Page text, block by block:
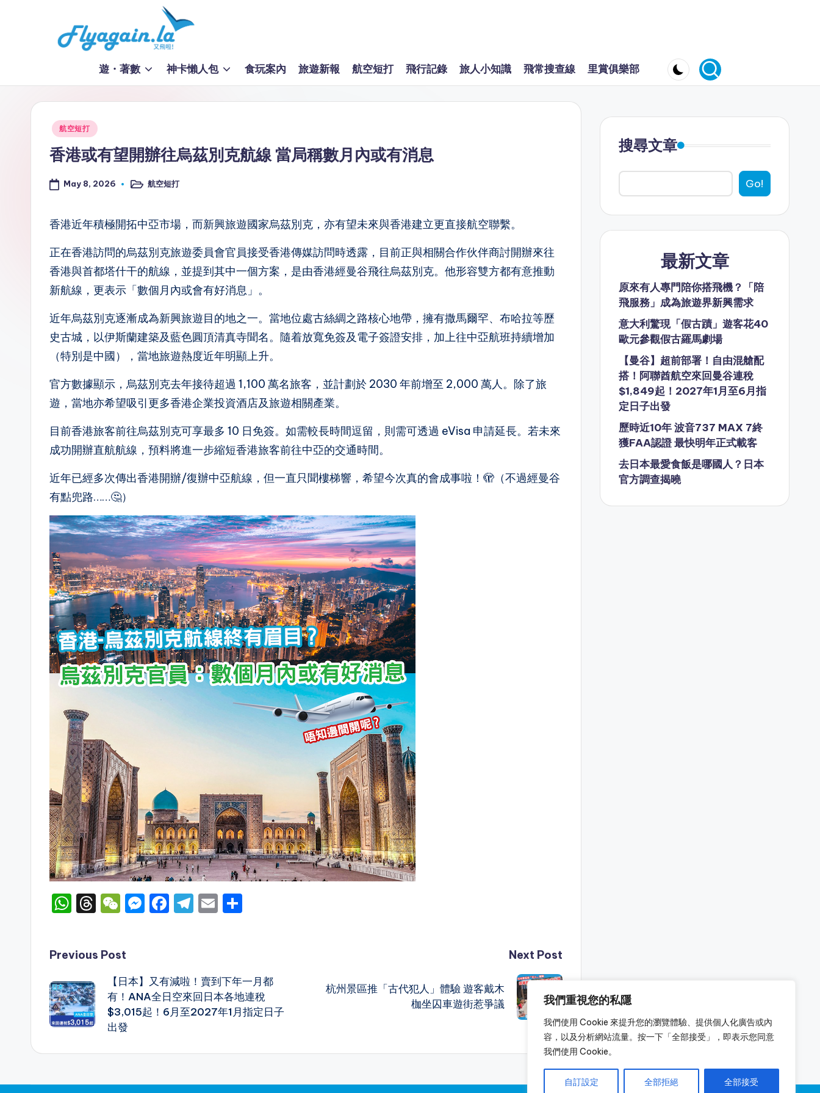
我們重視您的私隱
我們使用 Cookie 來提升您的瀏覽體驗、提供個人化廣告或內
容，以及分析網站流量。按一下「全部接受」，即表示您同意
我們使用 Cookie。
自訂設定 全部拒絕 全部接受
飛
啦
！
Fl
ai
n.
la
遊・著數 神卡懶人包 食玩案內 旅遊新報 航空短打 飛行記錄 旅人小知識 飛常搜查線 里賞俱樂部
Posted
航空短打
香港或有望開辦往烏茲別克航線 當局稱數月內或有消息
May 8, 2026
Posted航空短打
香港近年積極開拓中亞市場，而新興旅遊國家烏茲別克，亦有望未來與香港建立更直接航空聯繫。
正在香港訪問的烏茲別克旅遊委員會官員接受香港傳媒訪問時透露，目前正與相關合作伙伴商討開辦來往
香港與首都塔什干的航線，並提到其中一個方案，是由香港經曼谷飛往烏茲別克。他形容雙方都有意推動
新航線，更表示「數個月內或會有好消息」。
近年烏茲別克逐漸成為新興旅遊目的地之一。當地位處古絲綢之路核心地帶，擁有撒馬爾罕、布哈拉等歷
史古城，以伊斯蘭建築及藍色圓頂清真寺聞名。隨着放寬免簽及電子簽證安排，加上往中亞航班持續增加
（特別是中國），當地旅遊熱度近年明顯上升。
官方數據顯示，烏茲別克去年接待超過 1,100 萬名旅客，並計劃於 2030 年前增至 2,000 萬人。除了旅
遊，當地亦希望吸引更多香港企業投資酒店及旅遊相關產業。
目前香港旅客前往烏茲別克可享最多 10 日免簽。如需較長時間逗留，則需可透過 eVisa 申請延長。若未來
成功開辦直航航線，預料將進一步縮短香港旅客前往中亞的交通時間。
近年已經多次傳出香港開辦/復辦中亞航線，但一直只聞樓梯響，希望今次真的會成事啦！🫣（不過經曼谷
有點兜路……🤔）
W
ts
A
p
p
T
a
W
h
a
t
M
e
n
g
F
b
o
o
T
a
m
E
Post
navigation
Previous Post
【日本】又有減啦！賣到下年一月都
有！ANA全日空來回日本各地連稅
$3,015起！6月至2027年1月指定日子
出發
Next Post
杭州景區推「古代犯人」體驗 遊客戴木
枷坐囚車遊街惹爭議
搜尋文章
Go!
最新文章
原來有人專門陪你搭飛機？「陪
飛服務」成為旅遊界新興需求
意大利驚現「假古蹟」遊客花40
歐元參觀假古羅馬劇場
【曼谷】超前部署！自由混艙配
搭！阿聯酋航空來回曼谷連稅
$1,849起！2027年1月至6月指
定日子出發
歷時近10年 波音737 MAX 7終
獲FAA認證 最快明年正式載客
去日本最愛食飯是哪國人？日本
官方調查揭曉